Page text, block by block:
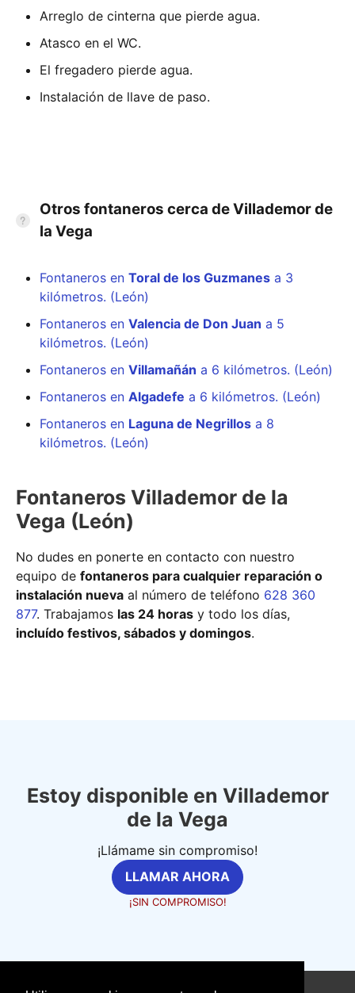
Arreglo de cinterna que pierde agua.
Atasco en el WC.
El fregadero pierde agua.
Instalación de llave de paso.
Otros fontaneros cerca de Villademor de
la Vega
Fontaneros en Toral de los Guzmanes a 3
kilómetros. (León)
Fontaneros en Valencia de Don Juan a 5
kilómetros. (León)
Fontaneros en Villamañán a 6 kilómetros. (León)
Fontaneros en Algadefe a 6 kilómetros. (León)
Fontaneros en Laguna de Negrillos a 8
kilómetros. (León)
Fontaneros Villademor de la
Vega (León)
No dudes en ponerte en contacto con nuestro
equipo de fontaneros para cualquier reparación o
instalación nueva al número de teléfono 628 360
877. Trabajamos las 24 horas y todo los días,
incluído festivos, sábados y domingos.
Estoy disponible en Villademor
de la Vega
¡Llámame sin compromiso!
LLAMAR AHORA
¡SIN COMPROMISO!